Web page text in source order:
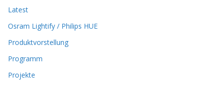
f
d
e
r
r
o
Latest
Osram Lightify / Philips HUE
Produktvorstellung
Programm
Projekte